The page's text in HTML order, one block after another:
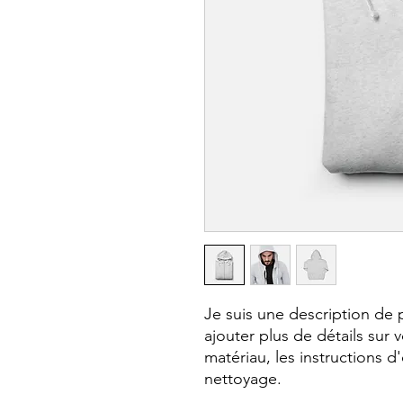
Je suis une description
ajouter plus de détails sur
matériau, les instructions
nettoyage.